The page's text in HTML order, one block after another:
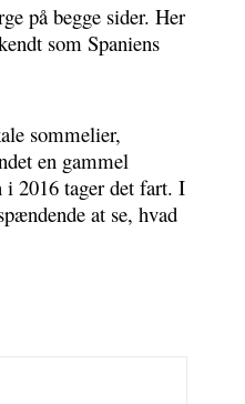
på begge sider. Her
som Spaniens
sommelier,
en gammel
i 2016 tager det fart. I
at se, hvad